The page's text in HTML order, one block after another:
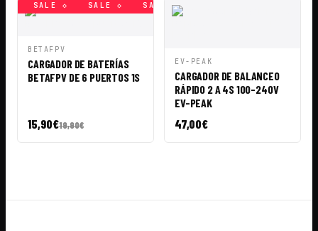
SALE ◇ SALE ◇ SALE ◇
VISTA
CESTA
BETAFPV
CARGADOR DE BATERÍAS
BETAFPV DE 6 PUERTOS 1S
15,90€19,90€
VISTA
EV-PEAK
CARGADOR DE BALANCEO
RÁPIDO 2 A 4S 100-240V
EV-PEAK
47,00€